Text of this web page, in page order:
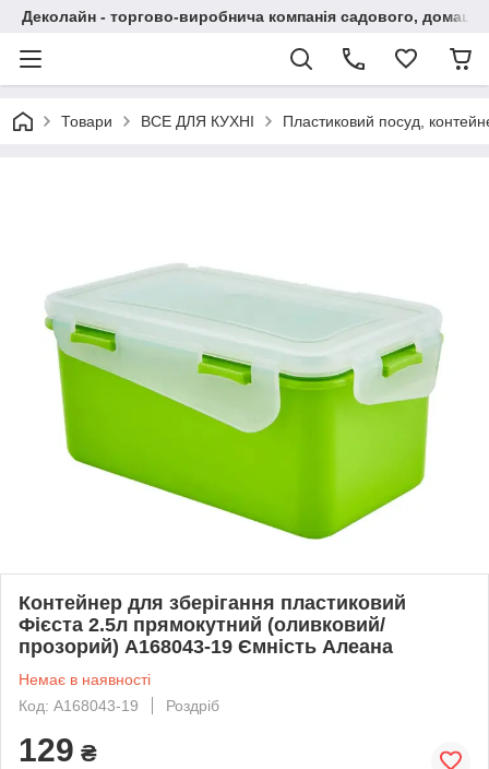
Деколайн - торгово-виробнича компанія садового,
Товари ВСЕ ДЛЯ КУХНІ Пластиковий посуд,
Контейнер для зберігання пластиковий
Фієста 2.5л прямокутний (оливковий/
прозорий) А168043-19 Ємність Алеана
Немає в наявності
Код: А168043-19
Роздріб
129 ₴